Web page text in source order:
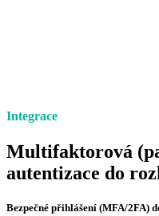
Integrace
Multifaktorová
autentizace do
Bezpečné přihlášení (MFA/2FA)